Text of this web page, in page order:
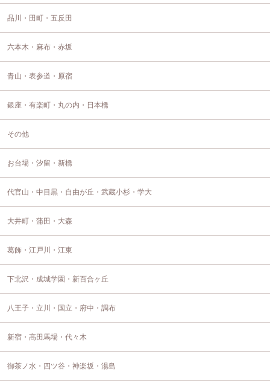
品川・田町・五反田
六本木・麻布・赤坂
青山・表参道・原宿
銀座・有楽町・丸の内・日本橋
その他
お台場・汐留・新橋
代官山・中目黒・自由が丘・武蔵小杉・学大
大井町・蒲田・大森
葛飾・江戸川・江東
下北沢・成城学園・新百合ヶ丘
八王子・立川・国立・府中・調布
新宿・高田馬場・代々木
御茶ノ水・四ツ谷・神楽坂・湯島